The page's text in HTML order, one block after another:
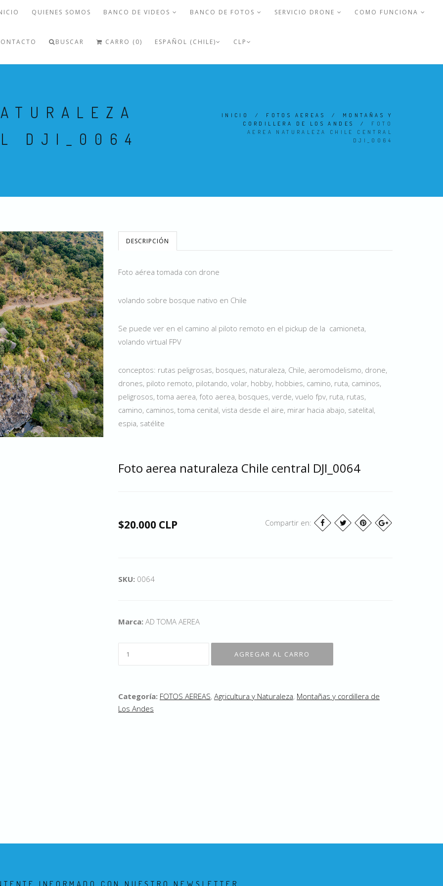
QUIENES SOMOS BANCO DE VIDEOS BANCO DE FOTOS SERVICIO DRONE COMO FUNCIONA
BUSCAR CARRO (0) ESPAÑOL (CHILE) CLP
DJI_0064
INICIO / FOTOS AEREAS / MONTAÑAS Y
CORDILLERA DE LOS ANDES
/ FOTO
AEREA NATURALEZA CHILE CENTRAL
DJI_0064
DESCRIPCIÓN
Foto aérea tomada con drone
volando sobre bosque nativo en Chile
Se puede ver en el camino al piloto remoto en el pickup de la camioneta,
volando virtual FPV
conceptos: rutas peligrosas, bosques, naturaleza, Chile, aeromodelismo, drone,
drones, piloto remoto, pilotando, volar, hobby, hobbies, camino, ruta, caminos,
peligrosos, toma aerea, foto aerea, bosques, verde, vuelo fpv, ruta, rutas,
camino, caminos, toma cenital, vista desde el aire, mirar hacia abajo, satelital,
espia, satélite
Foto aerea naturaleza Chile central DJI_0064
$20.000 CLP Compartir en:
SKU: 0064
Marca: AD TOMA AEREA
Categoría: FOTOS AEREAS, Agricultura y Naturaleza, Montañas y cordillera de
Los Andes